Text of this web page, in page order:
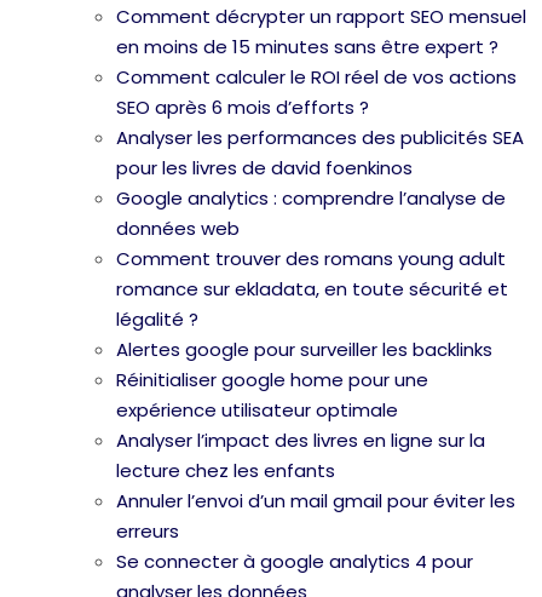
Comment décrypter un rapport SEO mensuel
en moins de 15 minutes sans être expert ?
Comment calculer le ROI réel de vos actions
SEO après 6 mois d’efforts ?
Analyser les performances des publicités SEA
pour les livres de david foenkinos
Google analytics : comprendre l’analyse de
données web
Comment trouver des romans young adult
romance sur ekladata, en toute sécurité et
légalité ?
Alertes google pour surveiller les backlinks
Réinitialiser google home pour une
expérience utilisateur optimale
Analyser l’impact des livres en ligne sur la
lecture chez les enfants
Annuler l’envoi d’un mail gmail pour éviter les
erreurs
Se connecter à google analytics 4 pour
analyser les données